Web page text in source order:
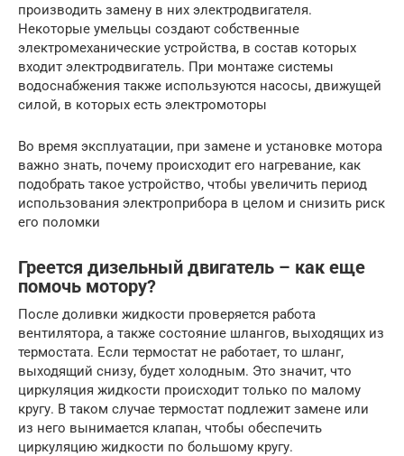
производить замену в них электродвигателя.
Некоторые умельцы создают собственные
электромеханические устройства, в состав которых
входит электродвигатель. При монтаже системы
водоснабжения также используются насосы, движущей
силой, в которых есть электромоторы
Во время эксплуатации, при замене и установке мотора
важно знать, почему происходит его нагревание, как
подобрать такое устройство, чтобы увеличить период
использования электроприбора в целом и снизить риск
его поломки
Греется дизельный двигатель – как еще
помочь мотору?
После доливки жидкости проверяется работа
вентилятора, а также состояние шлангов, выходящих из
термостата. Если термостат не работает, то шланг,
выходящий снизу, будет холодным. Это значит, что
циркуляция жидкости происходит только по малому
кругу. В таком случае термостат подлежит замене или
из него вынимается клапан, чтобы обеспечить
циркуляцию жидкости по большому кругу.